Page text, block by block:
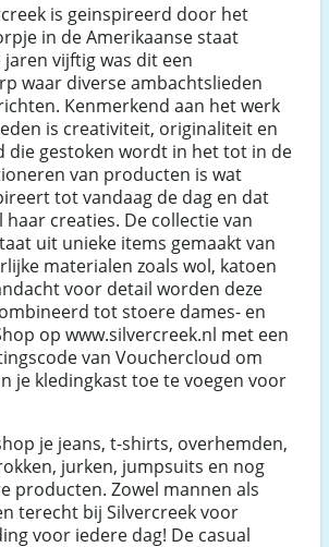
is geinspireerd door het
in de Amerikaanse staat
vijftig was dit een
waar diverse ambachtslieden
Kenmerkend aan het werk
is creativiteit, originaliteit en
die gestoken wordt in het tot in de
van producten is wat
tot vandaag de dag en dat
haar creaties. De collectie van
uit unieke items gemaakt van
materialen zoals wol, katoen
voor detail worden deze
tot stoere dames- en
op www.silvercreek.nl met een
van Vouchercloud om
je kledingkast toe te voegen voor
je jeans, t-shirts, overhemden,
jurken, jumpsuits en nog
producten. Zowel mannen als
terecht bij Silvercreek voor
voor iedere dag! De casual